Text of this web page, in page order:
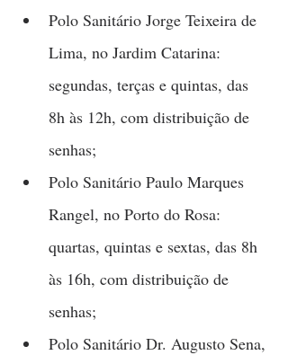
Polo Sanitário Jorge Teixeira de
Lima, no Jardim Catarina:
segundas, terças e quintas, das
8h às 12h, com distribuição de
senhas;
Polo Sanitário Paulo Marques
Rangel, no Porto do Rosa:
quartas, quintas e sextas, das 8h
às 16h, com distribuição de
senhas;
Polo Sanitário Dr. Augusto Sena,